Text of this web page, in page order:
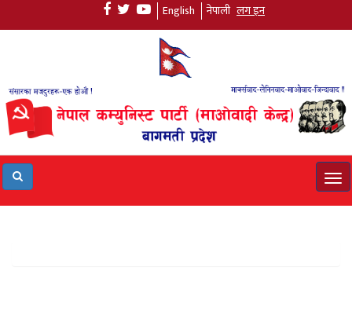
English नेपाली लग इन